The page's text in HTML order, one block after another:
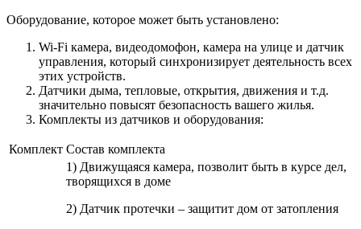
Оборудование, которое может быть установлено:
Wi-Fi камера, видеодомофон, камера на улице и датчик
управления, который синхронизирует деятельность всех
этих устройств.
Датчики дыма, тепловые, открытия, движения и т.д.
значительно повысят безопасность вашего жилья.
Комплекты из датчиков и оборудования:
Комплект Состав комплекта
1) Движущаяся камера, позволит быть в курсе дел,
творящихся в доме
2) Датчик протечки – защитит дом от затопления